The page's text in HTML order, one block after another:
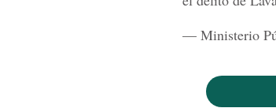
— Ministerio